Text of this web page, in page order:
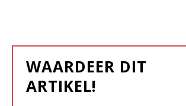
WAARDEER DIT
ARTIKEL!